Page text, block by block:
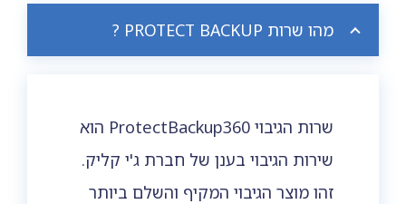
מהו שרות PROTECT BACKUP ?
שרות הגיבוי ProtectBackup360 הוא
שירות הגיבוי בענן של חברת ג'י קליק.
זהו מוצר הגיבוי המקיף והשלם ביותר